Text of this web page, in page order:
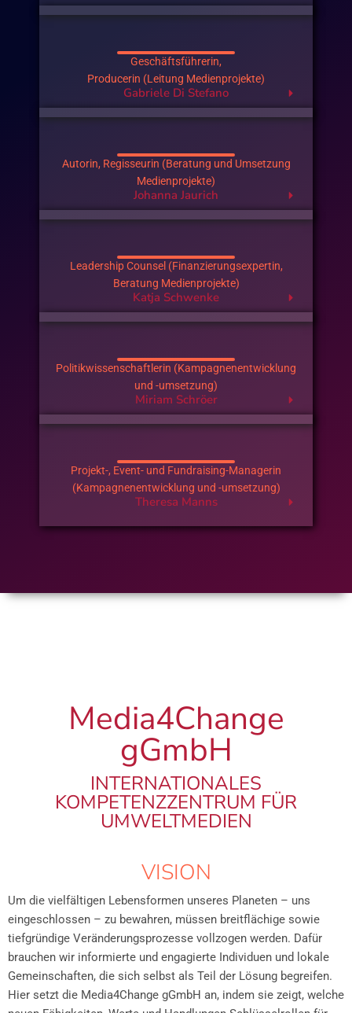
Geschäftsführerin,
Producerin (Leitung Medienprojekte)
Gabriele Di Stefano
Autorin, Regisseurin (Beratung und Umsetzung
Medienprojekte)
Johanna Jaurich
Leadership Counsel (Finanzierungsexpertin,
Beratung Medienprojekte)
Katja Schwenke
Politikwissenschaftlerin (Kampagnenentwicklung
und -umsetzung)
Miriam Schröer
Projekt-, Event- und Fundraising-Managerin
(Kampagnenentwicklung und -umsetzung)
Theresa Manns
Media4Change
gGmbH
INTERNATIONALES
KOMPETENZZENTRUM FÜR
UMWELTMEDIEN
VISION
Um die vielfältigen Lebensformen unseres Planeten – uns
eingeschlossen – zu bewahren, müssen breitflächige sowie
tiefgründige Veränderungsprozesse vollzogen werden. Dafür
brauchen wir informierte und engagierte Individuen und lokale
Gemeinschaften, die sich selbst als Teil der Lösung begreifen.
Hier setzt die Media4Change gGmbH an, indem sie zeigt, welche